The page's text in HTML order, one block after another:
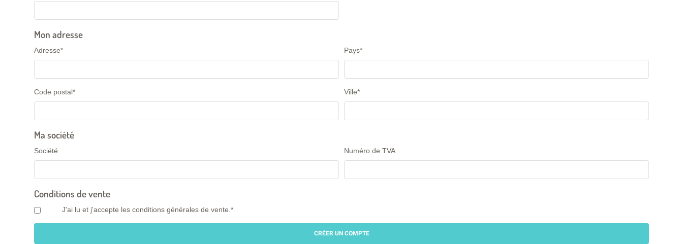
Mon adresse
Adresse* Pays*
Code postal* Ville*
Ma société
Société Numéro de TVA
Conditions de vente
J'ai lu et j'accepte les conditions générales de vente. *
CRÉER UN COMPTE